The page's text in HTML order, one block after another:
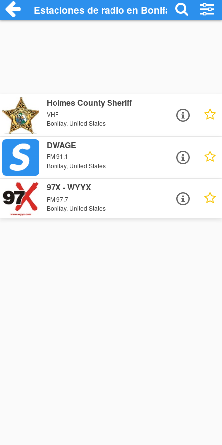
Estaciones de radio en Bonifay -
Holmes County Sheriff
VHF
Bonifay, United States
DWAGE
FM 91.1
Bonifay, United States
97X - WYYX
FM 97.7
Bonifay, United States